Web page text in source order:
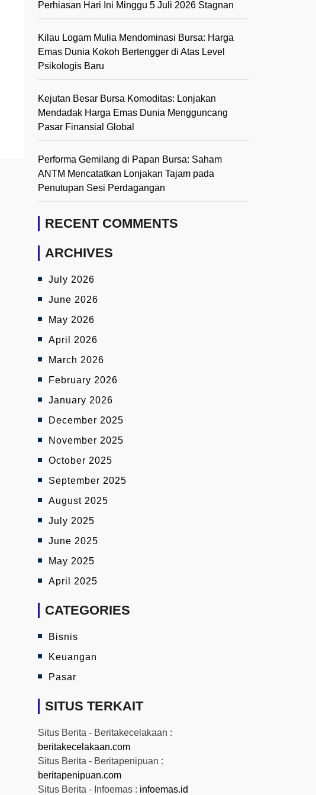
Perhiasan Hari Ini Minggu 5 Juli 2026 Stagnan
Kilau Logam Mulia Mendominasi Bursa: Harga
Emas Dunia Kokoh Bertengger di Atas Level
Psikologis Baru
Kejutan Besar Bursa Komoditas: Lonjakan
Mendadak Harga Emas Dunia Mengguncang
Pasar Finansial Global
Performa Gemilang di Papan Bursa: Saham
ANTM Mencatatkan Lonjakan Tajam pada
Penutupan Sesi Perdagangan
RECENT COMMENTS
ARCHIVES
July 2026
June 2026
May 2026
April 2026
March 2026
February 2026
January 2026
December 2025
November 2025
October 2025
September 2025
August 2025
July 2025
June 2025
May 2025
April 2025
CATEGORIES
Bisnis
Keuangan
Pasar
SITUS TERKAIT
Situs Berita - Beritakecelakaan :
beritakecelakaan.com
Situs Berita - Beritapenipuan :
beritapenipuan.com
Situs Berita - Infoemas : infoemas.id